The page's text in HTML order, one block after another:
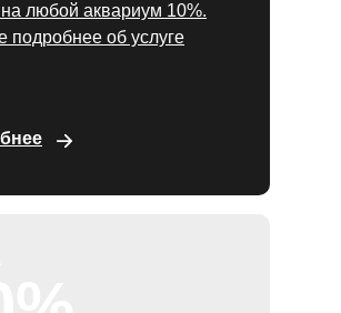
на любой аквариум 10%.
подробнее об услуге